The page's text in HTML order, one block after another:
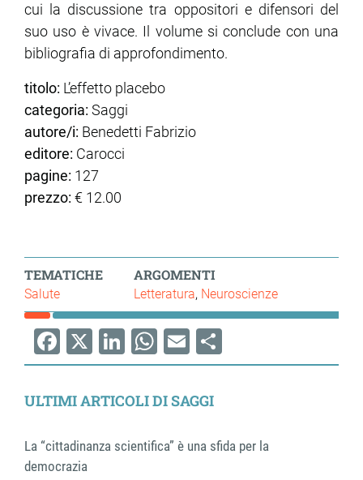
cui la discussione tra oppositori e difensori del
suo uso è vivace. Il volume si conclude con una
bibliografia di approfondimento.
titolo: L’effetto placebo
categoria: Saggi
autore/i: Benedetti Fabrizio
editore: Carocci
pagine: 127
prezzo: € 12.00
TEMATICHE
Salute
ARGOMENTI
Letteratura Neuroscienze
Facebook
X LinkedIn
WhatsApp
EmailShare
ULTIMI ARTICOLI DI SAGGI
La “cittadinanza scientifica” è una sfida per la
democrazia